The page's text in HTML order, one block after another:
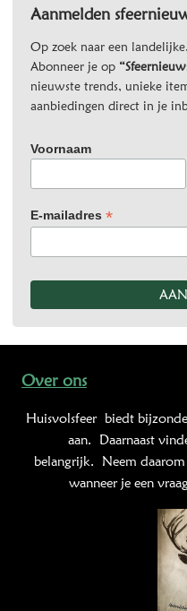
Aanmelden
Op zoek naar een
Abonneer je op
nieuwste trends, unieke
aanbiedingen direct in je
Voornaam
E-mailadres *
Over ons
Huisvolsfeer biedt
aan. Daarnaast
belangrijk. Neem
wanneer je een